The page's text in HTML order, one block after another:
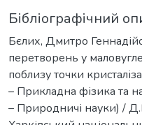
Бібліографічний
Бєлих, Дмитро
перетворень у
поблизу точки
– Прикладна фізика та
– Природничі науки) /